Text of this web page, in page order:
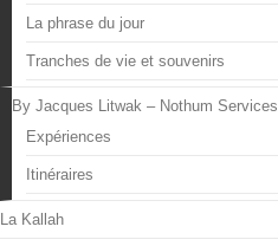
La phrase du jour
Tranches de vie et souvenirs
By Jacques Litwak – Nothum Services
Expériences
Itinéraires
La Kallah